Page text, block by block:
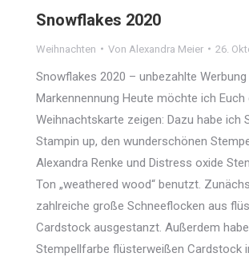
Snowflakes 2020
Weihnachten Von Alexandra Meier 26.
Snowflakes 2020 – unbezahlte Werbung
Markennennung Heute möchte ich Euch
Weihnachtskarte zeigen: Dazu habe ich
Stampin up, den wunderschönen
Alexandra Renke und Distress oxide
Ton „weathered wood“ benutzt.
zahlreiche große Schneeflocken aus
Cardstock ausgestanzt. Außerdem
Stempellfarbe flüsterweißen Cardstock